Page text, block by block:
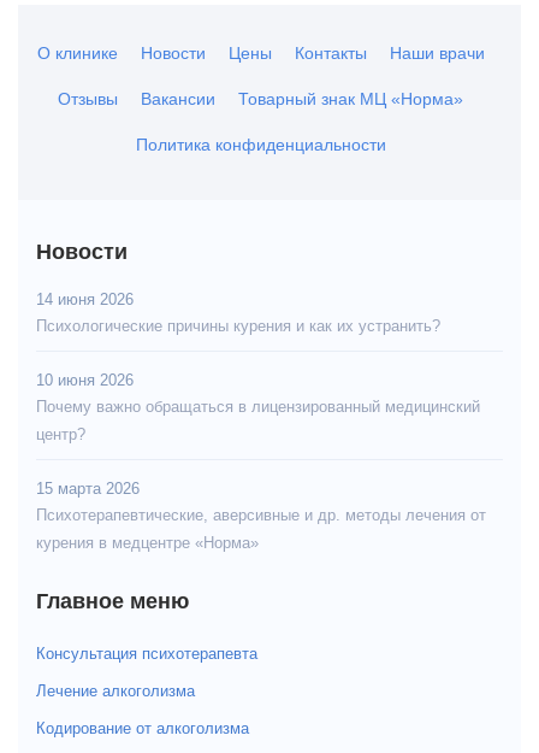
О клинике Новости Цены Контакты Наши врачи
Отзывы Вакансии Товарный знак МЦ «Норма»
Политика конфиденциальности
Новости
14 июня 2026
Психологические причины курения и как их устранить?
10 июня 2026
Почему важно обращаться в лицензированный медицинский
центр?
15 марта 2026
Психотерапевтические, аверсивные и др. методы лечения от
курения в медцентре «Норма»
Главное меню
Консультация психотерапевта
Лечение алкоголизма
Кодирование от алкоголизма